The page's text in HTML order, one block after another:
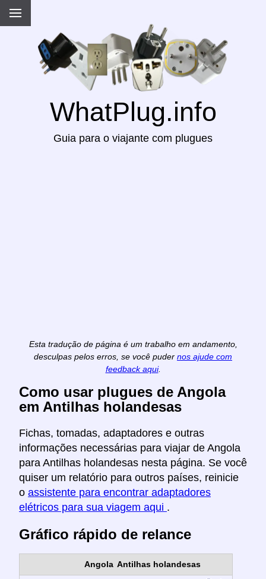
WhatPlug.info
Guia para o viajante com plugues
Esta tradução de página é um trabalho em andamento,
desculpas pelos erros, se você puder nos ajude com
feedback aqui.
Como usar plugues de Angola
em Antilhas holandesas
Fichas, tomadas, adaptadores e outras
informações necessárias para viajar de Angola
para Antilhas holandesas nesta página. Se você
quiser um relatório para outros países, reinicie
o assistente para encontrar adaptadores
elétricos para sua viagem aqui .
Gráfico rápido de relance
Angola Antilhas holandesas